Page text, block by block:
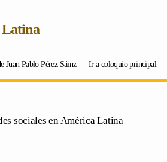
Latina
Juan Pablo Pérez Sáinz ―Ir a coloquio principal
sociales en América Latina